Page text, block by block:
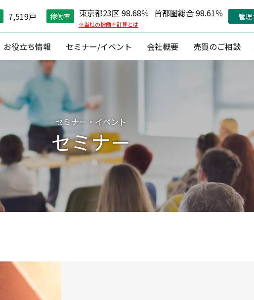
7,519戸 稼働率
※当社の稼働率計算とは
東京都23区 98.68％ 首都圏総合 98.61％ 管
現場管理
24時間コールセンター
０円原状回復「ZEROプラン」
資産形成 ・活用コンサルティン
収益改善コンサルティング
相続対策プランニング
建築プロデュース
資産活用相談
お役立ち情報 セミナー/イベント 会社概要 売買のご相談
セミナー・イベント
セミナー